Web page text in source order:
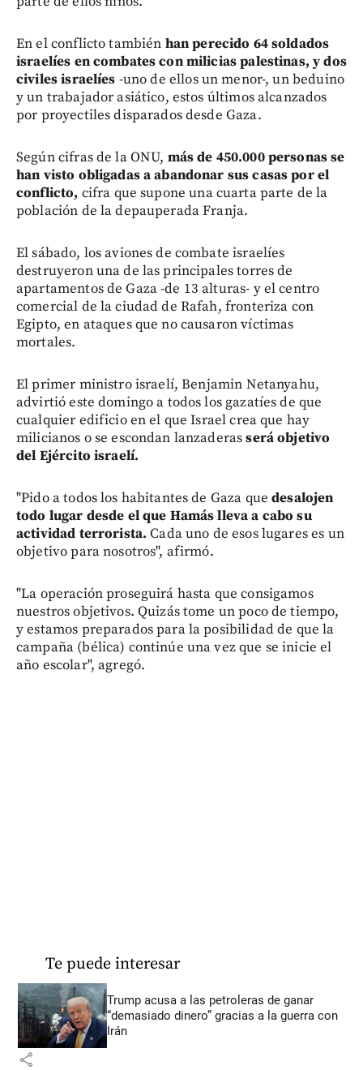
En el conflicto también han perecido 64 soldados
israelíes en combates con milicias palestinas, y dos
civiles israelíes -uno de ellos un menor-, un beduino
y un trabajador asiático, estos últimos alcanzados
por proyectiles disparados desde Gaza.
Según cifras de la ONU, más de 450.000 personas se
han visto obligadas a abandonar sus casas por el
conflicto, cifra que supone una cuarta parte de la
población de la depauperada Franja.
El sábado, los aviones de combate israelíes
destruyeron una de las principales torres de
apartamentos de Gaza -de 13 alturas- y el centro
comercial de la ciudad de Rafah, fronteriza con
Egipto, en ataques que no causaron víctimas
mortales.
El primer ministro israelí, Benjamin Netanyahu,
advirtió este domingo a todos los gazatíes de que
cualquier edificio en el que Israel crea que hay
milicianos o se escondan lanzaderasserá objetivo
del Ejército israelí.
"Pido a todos los habitantes de Gaza quedesalojen
todo lugar desde el que Hamás lleva a cabo su
actividad terrorista. Cada uno de esos lugares es un
objetivo para nosotros", afirmó.
"La operación proseguirá hasta que consigamos
nuestros objetivos. Quizás tome un poco de tiempo,
y estamos preparados para la posibilidad de que la
campaña (bélica) continúe una vez que se inicie el
año escolar", agregó.
Te puede interesar
Trump acusa a las petroleras de ganar
“demasiado dinero” gracias a la guerra con
Irán
share